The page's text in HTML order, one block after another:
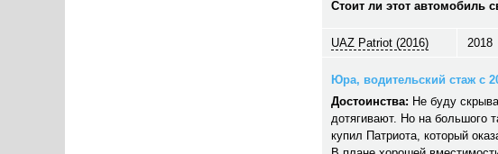
Стоит ли этот автомобиль
UAZ Patriot (2016) 2018
Юра, водительский стаж с
Достоинства: Не буду
дотягивают. Но на большого
купил Патриота, который